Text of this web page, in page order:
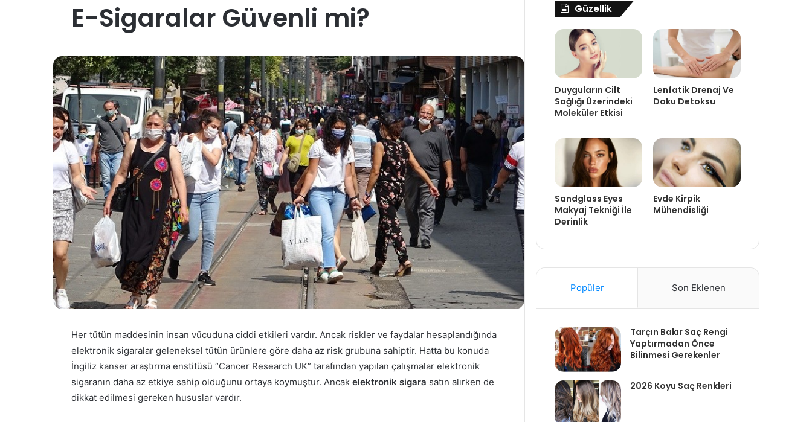
E-Sigaralar Güvenli mi?
Her tütün maddesinin insan vücuduna ciddi etkileri vardır. Ancak riskler ve faydalar hesaplandığında
elektronik sigaralar geleneksel tütün ürünlere göre daha az risk grubuna sahiptir. Hatta bu konuda
İngiliz kanser araştırma enstitüsü “Cancer Research UK” tarafından yapılan çalışmalar elektronik
sigaranın daha az etkiye sahip olduğunu ortaya koymuştur. Ancak elektronik sigara satın alırken de
dikkat edilmesi gereken hususlar vardır.
Güzellik
Duyguların Cilt
Sağlığı Üzerindeki
Moleküler Etkisi
Lenfatik Drenaj Ve
Doku Detoksu
Sandglass Eyes
Makyaj Tekniği İle
Derinlik
Evde Kirpik
Mühendisliği
Popüler Son Eklenen
Tarçın Bakır Saç Rengi
Yaptırmadan Önce
Bilinmesi Gerekenler
2026 Koyu Saç Renkleri